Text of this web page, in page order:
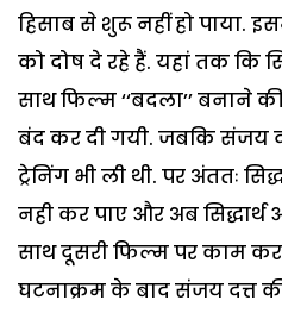
हिसाब से शुरू नहीं हो पाया.
को दोष दे रहे हैं. यहां तक कि
साथ फिल्म ‘‘बदला’’ बनाने
बंद कर दी गयी. जबकि संजय
ट्रेनिंग भी ली थी. पर अंततः
नही कर पाए और अब
साथ दूसरी फिल्म पर काम
घटनाक्रम के बाद संजय दत्त